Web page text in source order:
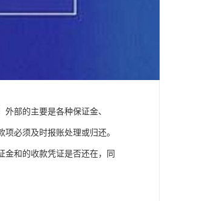
部的主要是各种保证金、
必须及时报账处理或归还。
金和的收款凭证是否还在，同